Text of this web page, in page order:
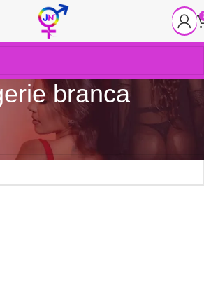
branca
com a tag “lingerie branca”
para a sua seleção.